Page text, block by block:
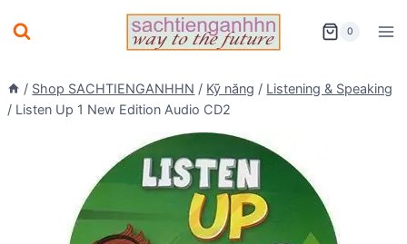
to
0
/ Shop SACHTIENGANHHN / Kỹ năng / Listening & Speaking
/ Listen Up 1 New Edition Audio CD2